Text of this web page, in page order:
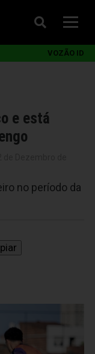
VOZÃO ID
e está
no período da